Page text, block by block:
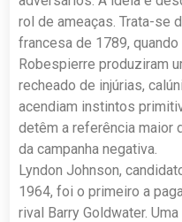
rol de ameaças. Trata-se
francesa de 1789,
Robespierre produziram
recheado de injúrias,
acendiam instintos
detêm a referência maior
da campanha negativa.
Lyndon Johnson,
1964, foi o primeiro a
rival Barry Goldwater.